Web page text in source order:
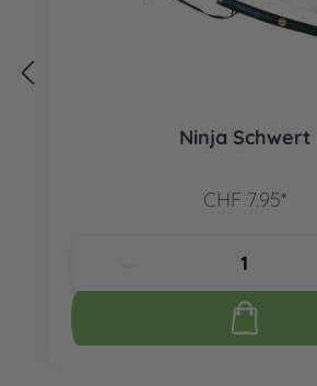
Ninja Schwert
CHF 7.95*